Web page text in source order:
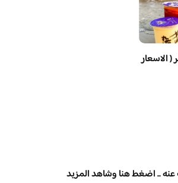
( الاسعار
.. اضغط هنا وشاهد المزيد